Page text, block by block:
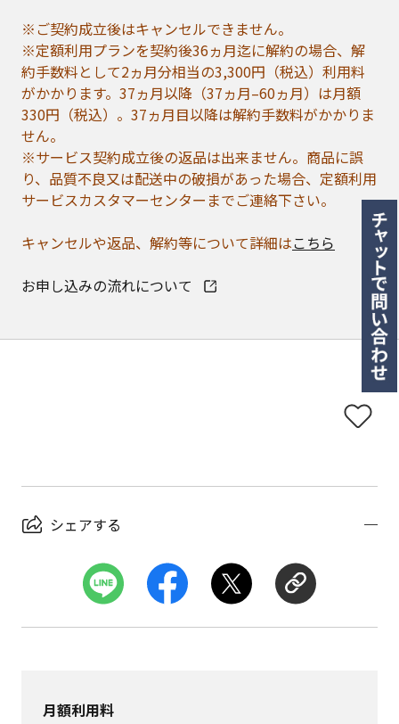
※ご契約成立後はキャンセルできません。
※定額利用プランを契約後36ヵ月迄に解約の場合、解
約手数料として2ヵ月分相当の3,300円（税込）利用料
がかかります。37ヵ月以降（37ヵ月–60ヵ月）は月額
330円（税込）。37ヵ月目以降は解約手数料がかかりま
せん。
※サービス契約成立後の返品は出来ません。商品に誤
り、品質不良又は配送中の破損があった場合、定額利用
サービスカスタマーセンターまでご連絡下さい。
キャンセルや返品、解約等について詳細はこちら
お申し込みの流れについて
シェアする
月額利用料